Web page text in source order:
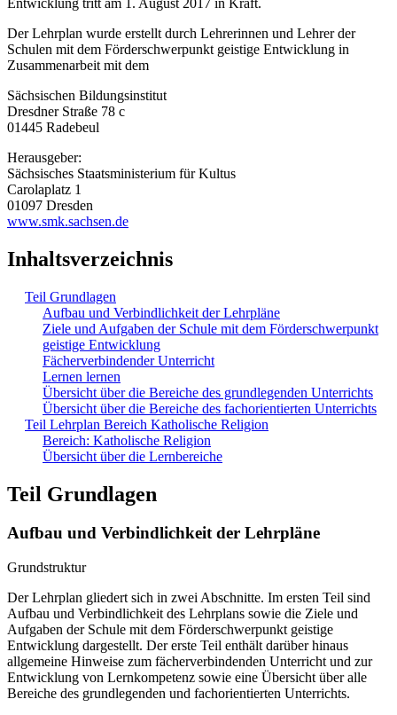
Der Lehrplan wurde erstellt durch Lehrerinnen und Lehrer der
Schulen mit dem Förderschwerpunkt geistige Entwicklung in
Zusammenarbeit mit dem
Sächsischen Bildungsinstitut
Dresdner Straße 78 c
01445 Radebeul
Herausgeber:
Sächsisches Staatsministerium für Kultus
Carolaplatz 1
01097 Dresden
www.smk.sachsen.de
Inhaltsverzeichnis
Teil Grundlagen
Aufbau und Verbindlichkeit der Lehrpläne
Ziele und Aufgaben der Schule mit dem Förderschwerpunkt
geistige Entwicklung
Fächerverbindender Unterricht
Lernen lernen
Übersicht über die Bereiche des grundlegenden Unterrichts
Übersicht über die Bereiche des fachorientierten Unterrichts
Teil Lehrplan Bereich Katholische Religion
Bereich: Katholische Religion
Übersicht über die Lernbereiche
Teil Grundlagen
Aufbau und Verbindlichkeit der Lehrpläne
Grundstruktur
Der Lehrplan gliedert sich in zwei Abschnitte. Im ersten Teil sind
Aufbau und Verbindlichkeit des Lehrplans sowie die Ziele und
Aufgaben der Schule mit dem Förderschwerpunkt geistige
Entwicklung dargestellt. Der erste Teil enthält darüber hinaus
allgemeine Hinweise zum fächerverbindenden Unterricht und zur
Entwicklung von Lernkompetenz sowie eine Übersicht über alle
Bereiche des grundlegenden und fachorientierten Unterrichts.